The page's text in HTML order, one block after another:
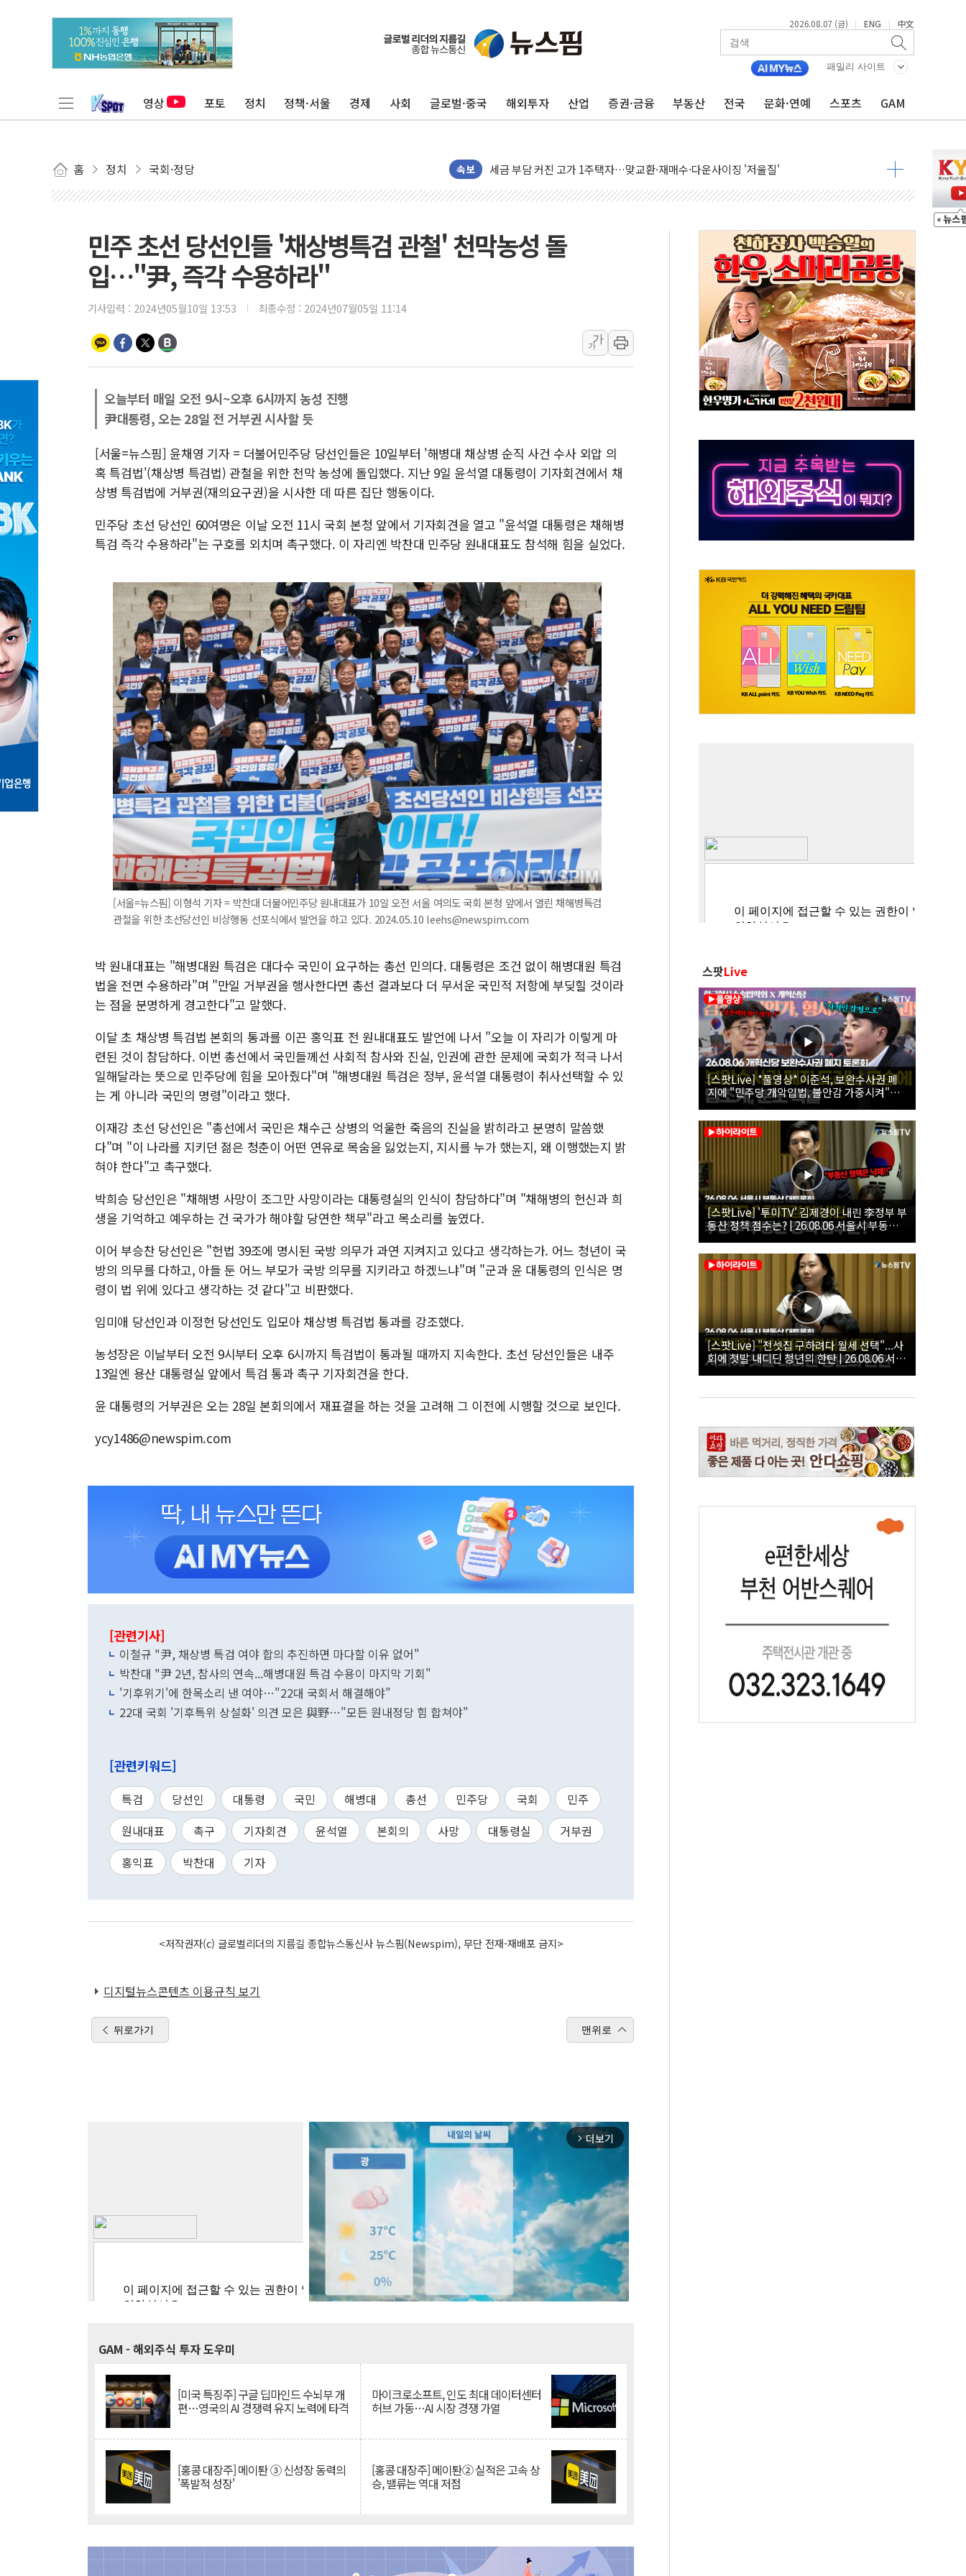
2026.08.07 (금) | ENG | 中文
패밀리 사이트
영상 포토 정치 정책·서울 경제 사회 글로벌·중국 해외투자 산업 증권·금융 부동산 전국 문화·연예 스포츠 GAM
홈 정치 국회·정당 속보
현대리바트, 원가 개선으로 실적 방어…다음 과제는 '외형 확대'
[금/유가] 이란의 호르무즈 해협 통항 제한 검토에 유가 3% 급등…금값 보합
뉴욕증시, 유가·금리 부담에 하락…다우 5거래일 랠리 '마침표'
[민주 당권주자 일정] 송영길·정청래·김민석 후보 - 8월 7일
李대통령, 오늘 부동산 정책 점검 2차 회의…주택 공급 대책 막바지 조율할 듯
[오늘의 국회일정] 상임위·세미나·기자회견·주요 정당 - 8월 7일
이란, 美·이스라엘 선박 호르무즈 통항 제한 추진…美 "통행 막을 권한 없어"
유럽증시, 견조한 실적 소화하며 대부분 상승… "2분기 기업 순이익 21% 증가" 전망
리투아니아 국방 "러, 우크라 드론으로 나토 회원국 공격 검토… 거짓 깃발 작전"
구광모, 내주 실리콘밸리서 젠슨 황 재회…로봇·AI 데이터센터·모빌리티 구체화
김정관 장관 "영업이익 N% 성과급 반대…상법·자본시장법 개정 논의"
뉴욕증시 프리뷰, 미 주가선물 AI주 차익실현 속 혼조세...웨스턴디지털·샌디스크↓
청와대, 북한 단거리 탄도미사일 발사에 긴급 안보 점검회의
금값 7주 만에 최고…美 고용 둔화·호르무즈 재개방 기대에 강세
[인도증시] 중동 긴장 완화에 실적 호조까지, 상승...호실적 보고 기업 상승세 뚜렷
민주 초선 당선인들 '채상병특검 관철' 천막농성 돌
입…"尹, 즉각 수용하라"
기사입력 : 2024년05월10일 13:53 최종수정 : 2024년07월05일 11:14
가
가
오늘부터 매일 오전 9시~오후 6시까지 농성 진행
尹대통령, 오는 28일 전 거부권 시사할 듯
[서울=뉴스핌] 윤채영 기자 = 더불어민주당 당선인들은 10일부터 '해병대 채상병 순직 사건 수사 외압 의
혹 특검법'(채상병 특검법) 관철을 위한 천막 농성에 돌입했다. 지난 9일 윤석열 대통령이 기자회견에서 채
상병 특검법에 거부권(재의요구권)을 시사한 데 따른 집단 행동이다.
민주당 초선 당선인 60여명은 이날 오전 11시 국회 본청 앞에서 기자회견을 열고 "윤석열 대통령은 채해병
특검 즉각 수용하라"는 구호를 외치며 촉구했다. 이 자리엔 박찬대 민주당 원내대표도 참석해 힘을 실었다.
[서울=뉴스핌] 이형석 기자 = 박찬대 더불어민주당 원내대표가 10일 오전 서울 여의도 국회 본청 앞에서 열린 채해병특검
관철을 위한 초선당선인 비상행동 선포식에서 발언을 하고 있다. 2024.05.10 leehs@newspim.com
박 원내대표는 "해병대원 특검은 대다수 국민이 요구하는 총선 민의다. 대통령은 조건 없이 해병대원 특검
법을 전면 수용하라"며 "만일 거부권을 행사한다면 총선 결과보다 더 무서운 국민적 저항에 부딪힐 것이라
는 점을 분명하게 경고한다"고 말했다.
이달 초 채상병 특검법 본회의 통과를 이끈 홍익표 전 원내대표도 발언에 나서 "오늘 이 자리가 이렇게 마
련된 것이 참담하다. 이번 총선에서 국민들께선 사회적 참사와 진실, 인권에 관한 문제에 국회가 적극 나서
일해달라는 뜻으로 민주당에 힘을 모아줬다"며 "해병대원 특검은 정부, 윤석열 대통령이 취사선택할 수 있
는 게 아니라 국민의 명령"이라고 했다.
이재강 초선 당선인은 "총선에서 국민은 채수근 상병의 억울한 죽음의 진실을 밝히라고 분명히 말씀했
다"며 "이 나라를 지키던 젊은 청춘이 어떤 연유로 목숨을 잃었는지, 지시를 누가 했는지, 왜 이행했는지 밝
혀야 한다"고 촉구했다.
박희승 당선인은 "채해병 사망이 조그만 사망이라는 대통령실의 인식이 참담하다"며 "채해병의 헌신과 희
생을 기억하고 예우하는 건 국가가 해야할 당연한 책무"라고 목소리를 높였다.
이어 부승찬 당선인은 "헌법 39조에 명시된 국방 의무가 과연 지켜지고 있다고 생각하는가. 어느 청년이 국
방의 의무를 다하고, 아들 둔 어느 부모가 국방 의무를 지키라고 하겠느냐"며 "군과 윤 대통령의 인식은 명
령이 법 위에 있다고 생각하는 것 같다"고 비판했다.
임미애 당선인과 이정헌 당선인도 입모아 채상병 특검법 통과를 강조했다.
농성장은 이날부터 오전 9시부터 오후 6시까지 특검법이 통과될 때까지 지속한다. 초선 당선인들은 내주
13일엔 용산 대통령실 앞에서 특검 통과 촉구 기자회견을 한다.
윤 대통령의 거부권은 오는 28일 본회의에서 재표결을 하는 것을 고려해 그 이전에 시행할 것으로 보인다.
ycy1486@newspim.com
[관련기사]
이철규 "尹, 채상병 특검 여야 합의 추진하면 마다할 이유 없어"
박찬대 "尹 2년, 참사의 연속...해병대원 특검 수용이 마지막 기회"
'기후위기'에 한목소리 낸 여야…"22대 국회서 해결해야"
22대 국회 '기후특위 상설화' 의견 모은 與野…"모든 원내정당 힘 합쳐야"
[관련키워드]
특검 당선인 대통령 국민 해병대 총선 민주당 국회
민주
원내대표
촉구 기자회견 윤석열 본회의 사망 대통령실
거부권
홍익표
박찬대 기자
<저작권자(c) 글로벌리더의 지름길 종합뉴스통신사 뉴스핌(Newspim), 무단 전재-재배포 금지>
디지털뉴스콘텐츠 이용규칙 보기
뒤로가기 맨위로
arrow_forward_ios 더보기
GAM - 해외주식 투자 도우미
[미국 특징주] 구글 딥마인드 수뇌부 개
편…영국의 AI 경쟁력 유지 노력에 타격
마이크로소프트, 인도 최대 데이터센터
허브 가동…AI 시장 경쟁 가열
[홍콩 대장주] 메이퇀 ③ 신성장 동력의
'폭발적 성장'
[홍콩 대장주] 메이퇀② 실적은 고속 상
승, 밸류는 역대 저점
스팟Live
[스팟Live] *풀영상* 이준석, 보완수사권 폐
지에 "민주당 개악입법, 불안감 가중시켜"｜
26.08.06 개혁신당 보완수사권 폐지 토론회
[스팟Live] '투미TV' 김제경이 내린 李정부 부
동산 정책 점수는? | 26.08.06 서울시 부동산
대토론회
[스팟Live] "전셋집 구하려다 월세 선택"...사
회에 첫발 내디딘 청년의 한탄 | 26.08.06 서울
시 부동산 대토론회